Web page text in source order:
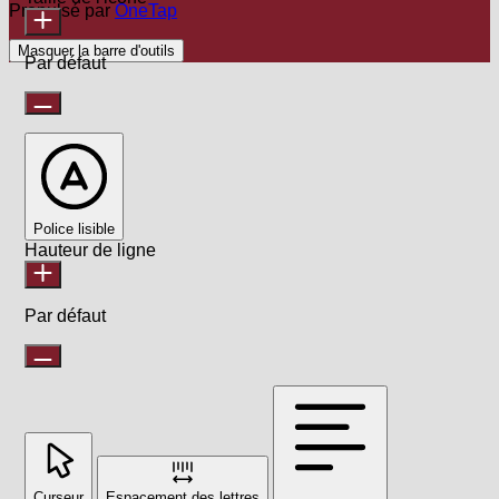
Propulsé par OneTap
Masquer la barre d'outils
Par défaut
Police lisible
Hauteur de ligne
Par défaut